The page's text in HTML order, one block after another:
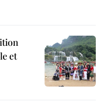
et